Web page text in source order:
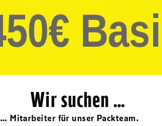
Wir suchen …
… Mitarbeiter für unser Packteam.